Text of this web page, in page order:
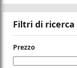
Filtri di ricerca
Prezzo